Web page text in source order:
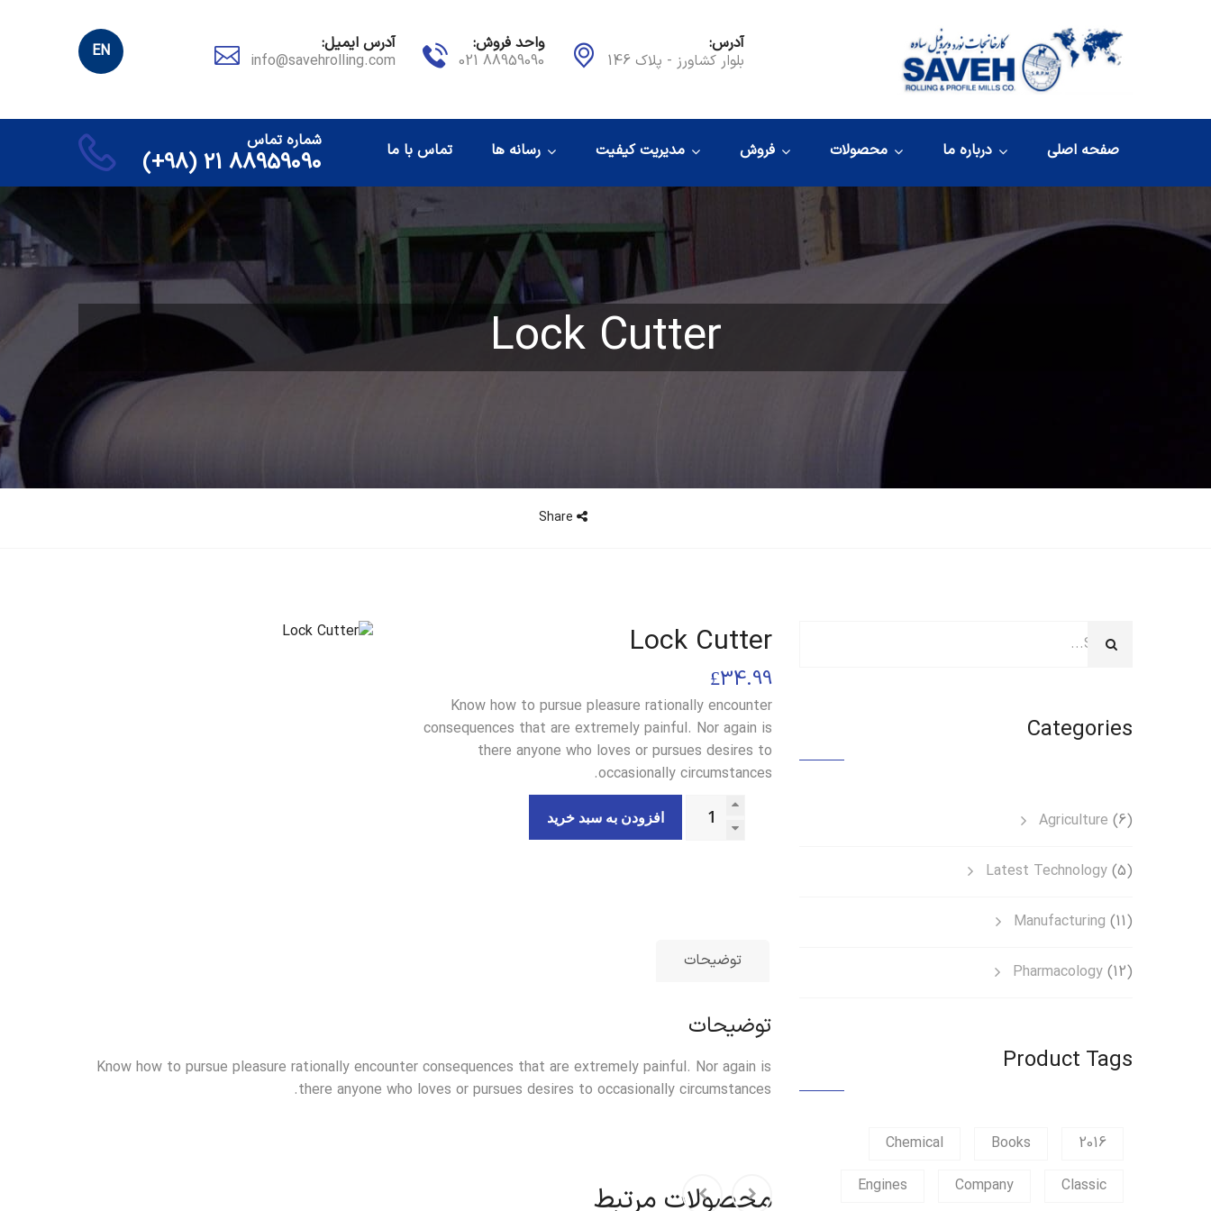
آدرس:
بلوار کشاورز - پلاک 146
واحد فروش:
88959090 021
آدرس ایمیل:
info@savehrolling.com
EN
صفحه اصلی درباره ما محصولات فروش مدیریت کیفیت رسانه ها تماس با ما شماره تماس
88959090 21 (98+)
Lock Cutter
Lock Cutter
£34.99
Know how to pursue pleasure rationally encounter
consequences that are extremely painful. Nor again is
there anyone who loves or pursues desires to
occasionally circumstances.
افزودن به سبد خرید
توضیحات
توضیحات
Know how to pursue pleasure rationally encounter consequences that are extremely painful. Nor again is
there anyone who loves or pursues desires to occasionally circumstances.
محصولات مرتبط
Categories
Agriculture (6)
Latest Technology (5)
Manufacturing (11)
Pharmacology (12)
Product Tags
2016
Books
Chemical
Classic
Company
Engines